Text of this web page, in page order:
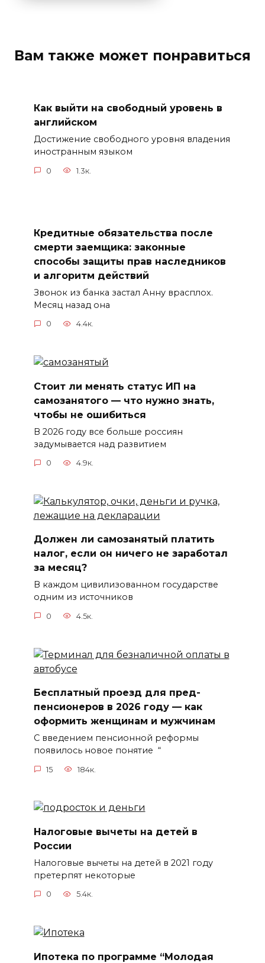
Вам также может понравиться
Как выйти на свободный уровень в
английском
Достижение свободного уровня владения
иностранным языком
0 1.3к.
Кредитные обязательства после
смерти заемщика: законные
способы защиты прав наследников
и алгоритм действий
Звонок из банка застал Анну врасплох.
Месяц назад она
0 4.4к.
Стоит ли менять статус ИП на
самозанятого — что нужно знать,
чтобы не ошибиться
В 2026 году все больше россиян
задумывается над развитием
0 4.9к.
Должен ли самозанятый платить
налог, если он ничего не заработал
за месяц?
В каждом цивилизованном государстве
одним из источников
0 4.5к.
Бесплатный проезд для пред-
пенсионеров в 2026 году — как
оформить женщинам и мужчинам
С введением пенсионной реформы
появилось новое понятие “
15 184к.
Налоговые вычеты на детей в
России
Налоговые вычеты на детей в 2021 году
претерпят некоторые
0 5.4к.
Ипотека по программе “Молодая